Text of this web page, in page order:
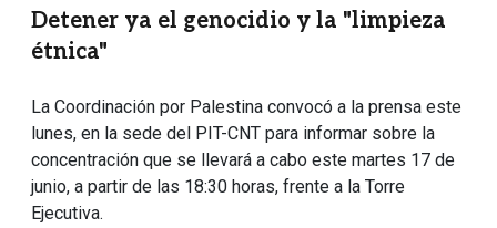
Detener ya el genocidio y la "limpieza
étnica"
La Coordinación por Palestina convocó a la prensa este
lunes, en la sede del PIT-CNT para informar sobre la
concentración que se llevará a cabo este martes 17 de
junio, a partir de las 18:30 horas, frente a la Torre
Ejecutiva.